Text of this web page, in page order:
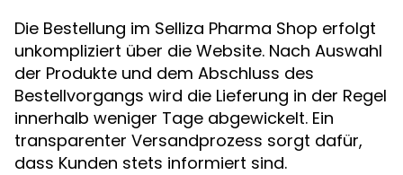
Die Bestellung im Selliza Pharma Shop erfolgt
unkompliziert über die Website. Nach Auswahl
der Produkte und dem Abschluss des
Bestellvorgangs wird die Lieferung in der Regel
innerhalb weniger Tage abgewickelt. Ein
transparenter Versandprozess sorgt dafür,
dass Kunden stets informiert sind.